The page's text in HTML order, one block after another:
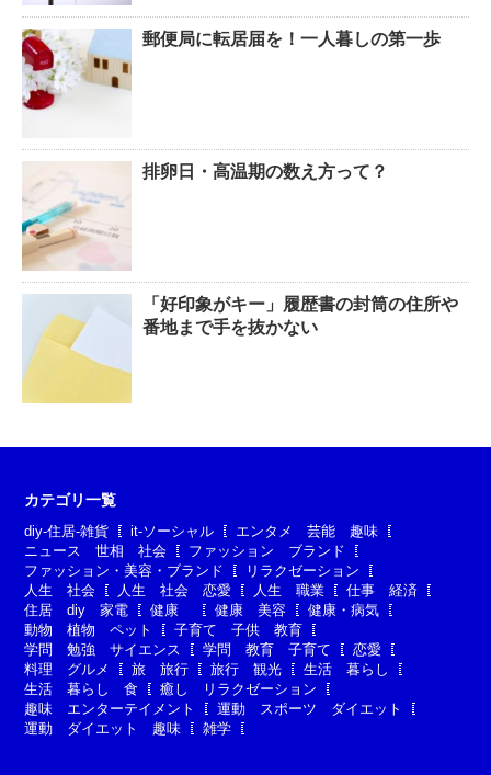
郵便局に転居届を！一人暮しの第一歩
排卵日・高温期の数え方って？
「好印象がキー」履歴書の封筒の住所や
番地まで手を抜かない
カテゴリ一覧
diy-住居-雑貨 it-ソーシャル
エンタメ 芸能 趣味
ニュース 世相 社会
ファッション ブランド
ファッション・美容・ブランド
リラクゼーション
人生 社会
人生 社会 恋愛 人生 職業
仕事 経済
住居 diy 家電
健康 健康 美容
健康・病気
動物 植物 ペット
子育て 子供 教育
学問 勉強 サイエンス
学問 教育 子育て
恋愛
料理 グルメ
旅 旅行 旅行 観光
生活 暮らし
生活 暮らし 食
癒し リラクゼーション
趣味 エンターテイメント
運動 スポーツ ダイエット
運動 ダイエット 趣味
雑学